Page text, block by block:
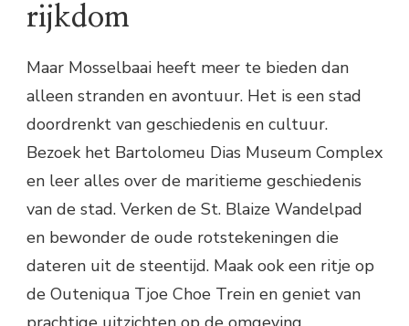
rijkdom
Maar Mosselbaai heeft meer te bieden dan
alleen stranden en avontuur. Het is een stad
doordrenkt van geschiedenis en cultuur.
Bezoek het Bartolomeu Dias Museum Complex
en leer alles over de maritieme geschiedenis
van de stad. Verken de St. Blaize Wandelpad
en bewonder de oude rotstekeningen die
dateren uit de steentijd. Maak ook een ritje op
de Outeniqua Tjoe Choe Trein en geniet van